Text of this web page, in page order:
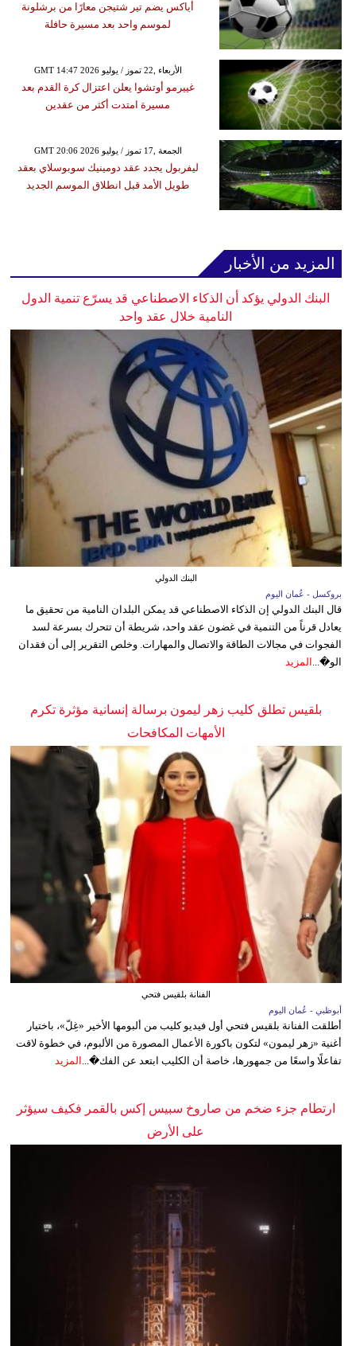
أياكس يضم تير شتيجن معارًا من برشلونة
لموسم واحد بعد مسيرة حافلة
GMT 14:47 2026 الأربعاء ,22 تموز / يوليو
غييرمو أوتشوا يعلن اعتزال كرة القدم بعد
مسيرة امتدت أكثر من عقدين
GMT 20:06 2026 الجمعة ,17 تموز / يوليو
ليفربول يجدد عقد دومينيك سوبوسلاي بعقد
طويل الأمد قبل انطلاق الموسم الجديد
المزيد من الأخبار
البنك الدولي يؤكد أن الذكاء الاصطناعي قد يسرّع تنمية الدول
النامية خلال عقد واحد
البنك الدولي
بروكسل - عُمان اليوم
قال البنك الدولي إن الذكاء الاصطناعي قد يمكن البلدان النامية من تحقيق ما
يعادل قرناً من التنمية في غضون عقد واحد، شريطة أن تتحرك بسرعة لسد
الفجوات في مجالات الطاقة والاتصال والمهارات. وخلص التقرير إلى أن فقدان
الو�... المزيد
بلقيس تطلق كليب زهر ليمون برسالة إنسانية مؤثرة تكرم
الأمهات المكافحات
الفنانة بلقيس فتحي
أبوظبي - عُمان اليوم
أطلقت الفنانة بلقيس فتحي أول فيديو كليب من ألبومها الأخير «غِلّ»، باختيار
أغنية «زهر ليمون» لتكون باكورة الأعمال المصورة من الألبوم، في خطوة لاقت
تفاعلًا واسعًا من جمهورها، خاصة أن الكليب ابتعد عن الفك�...
المزيد
ارتطام جزء ضخم من صاروخ سبيس إكس بالقمر فكيف سيؤثر
على الأرض